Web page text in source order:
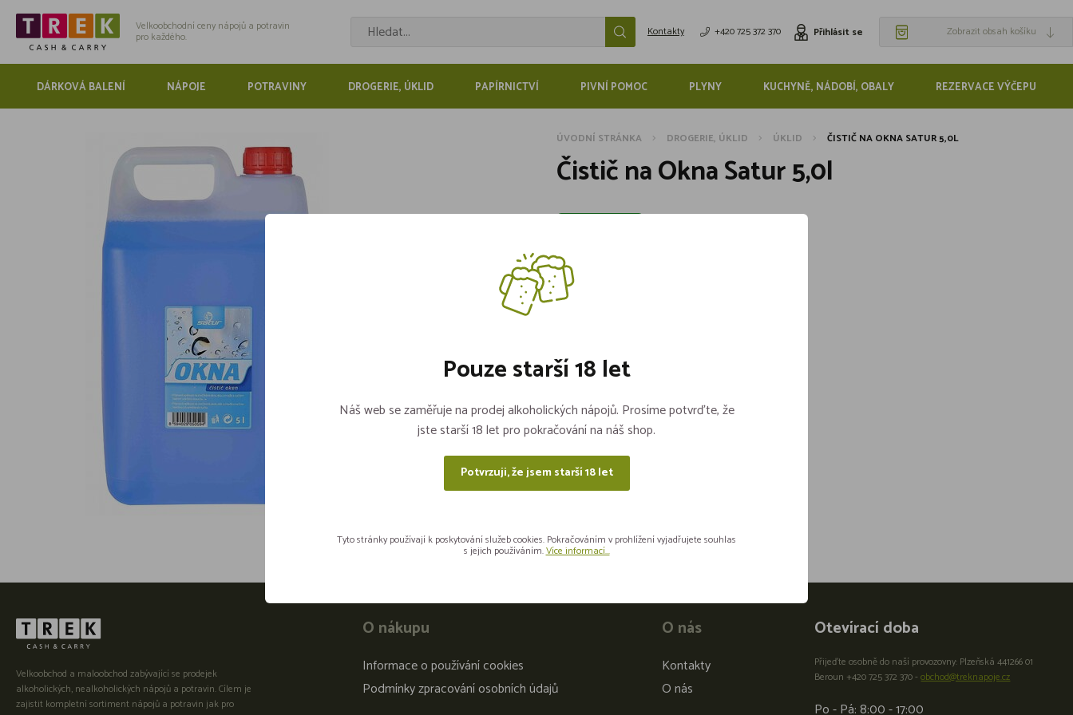
Velkoobchodní ceny nápojů a potravin
pro každého. Kontakty +420 725 372 370 Přihlásit se Zobrazit obsah košíku
DÁRKOVÁ BALENÍ NÁPOJE POTRAVINY DROGERIE, ÚKLID PAPÍRNICTVÍ PIVNÍ POMOC PLYNY KUCHYNĚ, NÁDOBÍ, OBALY REZERVACE VÝČEPU
ÚVODNÍ STRÁNKA DROGERIE, ÚKLID ÚKLID ČISTIČ NA OKNA SATUR 5,0L
Čistič na Okna Satur 5,0l
Sdílejte na sítích
Velkoobchod a maloobchod zabývající se prodejek
alkoholických, nealkoholických nápojů a potravin. Cílem je
zajistit kompletní sortiment nápojů a potravin jak pro
O nákupu
Informace o používání cookies
Podmínky zpracování osobních údajů
O nás
Kontakty
O nás
Otevírací doba
Přijeďte osobně do naší provozovny: Plzeňská 441266 01
Beroun +420 725 372 370 -obchod@treknapoje.cz
Po - Pá: 8:00 - 17:00
Pouze starší 18 let
Náš web se zaměřuje na prodej alkoholických nápojů. Prosíme potvrďte, že
jste starší 18 let pro pokračování na náš shop.
Potvrzuji, že jsem starší 18 let
Tyto stránky používají k poskytování služeb cookies. Pokračováním v prohlížení vyjadřujete souhlas
s jejich používáním.Více informací...